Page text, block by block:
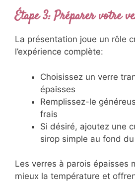
Étape 3: Préparer votre
La présentation joue un rôle
l’expérience complète:
Choisissez un verre
épaisses
Remplissez-le
frais
Si désiré, ajoutez une
sirop simple au fond
Les verres à parois épaisses
mieux la température et